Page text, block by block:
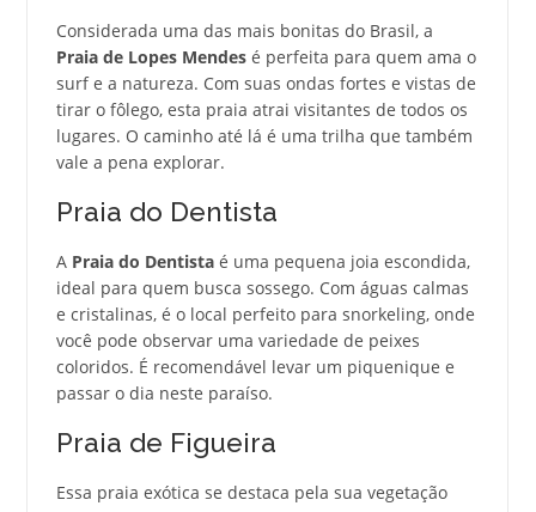
Considerada uma das mais bonitas do Brasil, a
Praia de Lopes Mendesé perfeita para quem ama o
surf e a natureza. Com suas ondas fortes e vistas de
tirar o fôlego, esta praia atrai visitantes de todos os
lugares. O caminho até lá é uma trilha que também
vale a pena explorar.
Praia do Dentista
A Praia do Dentistaé uma pequena joia escondida,
ideal para quem busca sossego. Com águas calmas
e cristalinas, é o local perfeito para snorkeling, onde
você pode observar uma variedade de peixes
coloridos. É recomendável levar um piquenique e
passar o dia neste paraíso.
Praia de Figueira
Essa praia exótica se destaca pela sua vegetação